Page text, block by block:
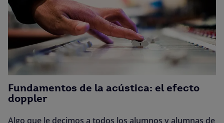
Fundamentos de la acústica: el efecto
doppler
Algo que le decimos a todos los alumnos y alumnas de